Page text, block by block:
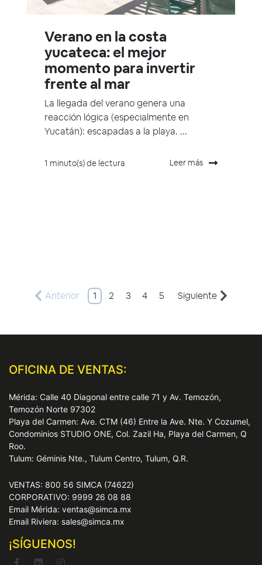
Verano en la costa
yucateca: el mejor
momento para invertir
frente al mar
La llegada del verano genera una
reacción lógica (especialmente en
Yucatán): escapadas a la playa. ...
1 minuto(s) de lectura Leer más
Anterior 1 2 3 4 5 Siguiente
OFICINA DE VENTAS:
Mérida: Calle 40 Diagonal entre calle 71 y Av. Temozón,
Temozón Norte 97302
Playa del Carmen: Ave. CTM (46) Entre la Ave. Nte. Y Cozumel,
Condominios STUDIO ONE, Col. Zazil Ha, Playa del Carmen, Q
Roo.
Tulum: Géminis Nte., Tulum Centro, Tulum, Q.R.
VENTAS: 800 56 SIMCA (74622)
CORPORATIVO: 9999 26 08 88
Email Mérida: ventas@simca.mx
Email Riviera: sales@simca.mx
¡SÍGUENOS!